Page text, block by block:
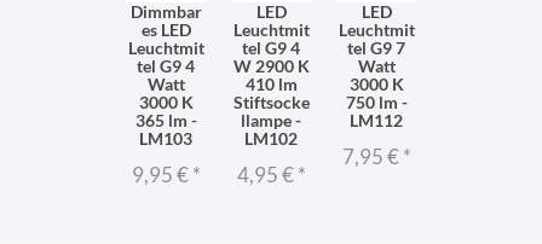
Dimmbar
es LED
Leuchtmit
tel G9 4
Watt
3000 K
365 lm -
LM103
9,95 €*
LED
Leuchtmit
tel G9 4
W 2900 K
410 lm
Stiftsocke
llampe -
LM102
4,95 €*
LED
Leuchtmit
tel G9 7
Watt
3000 K
750 lm -
LM112
7,95 €*